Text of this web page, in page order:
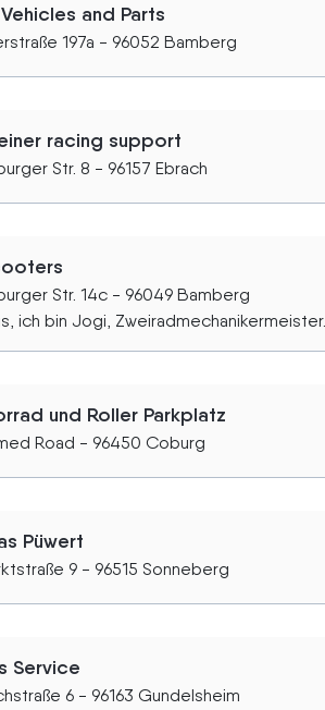
Vehicles and Parts
197a - 96052 Bamberg
racing support
Str. 8 - 96157 Ebrach
Str. 14c - 96049 Bamberg
ich bin Jogi, Zweiradmechanikermeister...
und Roller Parkplatz
Road - 96450 Coburg
Püwert
9 - 96515 Sonneberg
Service
6 - 96163 Gundelsheim